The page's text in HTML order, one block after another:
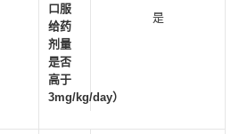
口服
给药
剂量
是否
高于
3mg/kg/day）
是